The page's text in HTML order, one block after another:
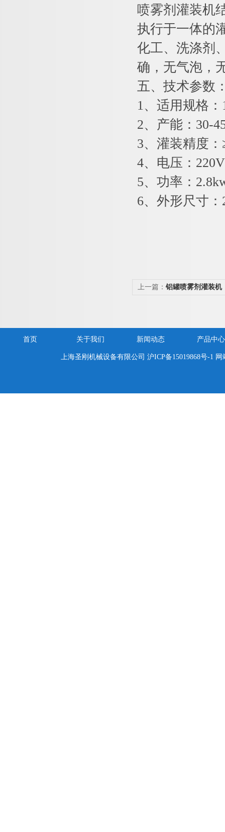
喷雾剂灌装机
执行于一体的
化工、洗涤剂
确，无气泡，
五、技术参数
1、适用规格：
2、产能：30-
3、灌装精度：
4、电压：
5、功率：
6、外形尺寸：
上一篇： 铝罐喷雾剂灌装机
首页 关于我们 新闻动态 产品中心
上海圣刚机械设备有限公司沪ICP备15019868号-1 网